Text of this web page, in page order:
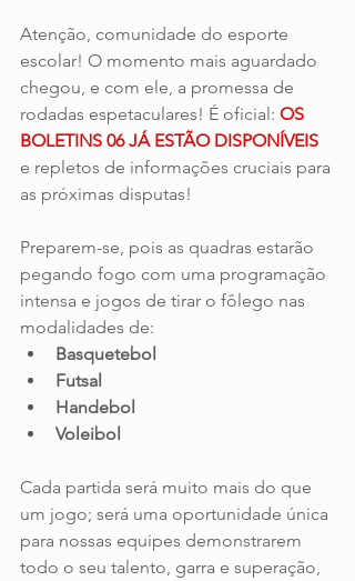
Atenção, comunidade do esporte
escolar! O momento mais aguardado
chegou, e com ele, a promessa de
rodadas espetaculares! É oficial: OS
BOLETINS 06 JÁ ESTÃO DISPONÍVEIS
e repletos de informações cruciais para
as próximas disputas!
Preparem-se, pois as quadras estarão
pegando fogo com uma programação
intensa e jogos de tirar o fôlego nas
modalidades de:
Basquetebol
Futsal
Handebol
Voleibol
Cada partida será muito mais do que
um jogo; será uma oportunidade única
para nossas equipes demonstrarem
todo o seu talento, garra e superação,